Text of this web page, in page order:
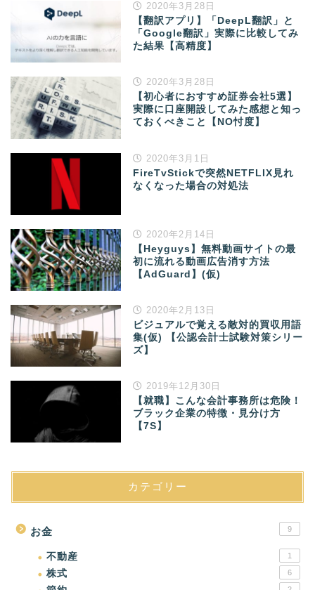
2020年3月28日
【翻訳アプリ】「DeepL翻訳」と
「Google翻訳」実際に比較してみ
た結果【高精度】
2020年3月28日
【初心者におすすめ証券会社5選】
実際に口座開設してみた感想と知っ
ておくべきこと【NO忖度】
2020年3月1日
FireTvStickで突然NETFLIX見れ
なくなった場合の対処法
2020年2月14日
【Heyguys】無料動画サイトの最
初に流れる動画広告消す方法
【AdGuard】(仮)
2020年2月13日
ビジュアルで覚える敵対的買収用語
集(仮) 【公認会計士試験対策シリー
ズ】
2019年12月30日
【就職】こんな会計事務所は危険！
ブラック企業の特徴・見分け方
【7S】
カテゴリー
お金 9
不動産 1
株式 6